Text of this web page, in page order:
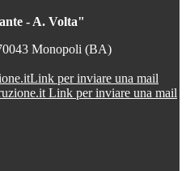
- A. Volta"
Monopoli (BA)
Link per inviare una mail
Link per inviare una mail